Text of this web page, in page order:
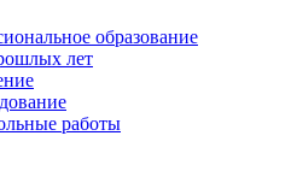
образование
лет
работы